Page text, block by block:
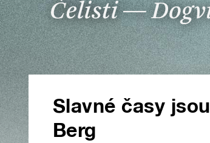
Slavné časy
Berg